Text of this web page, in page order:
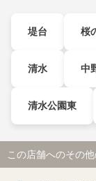
堤台 桜
清水 中
清水公園東
この店舗へのその